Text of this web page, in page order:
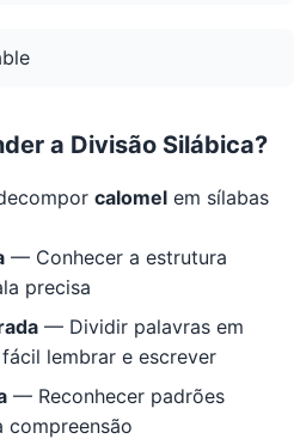
a Divisão Silábica?
calomel em sílabas
— Conhecer a estrutura
precisa
— Dividir palavras em
lembrar e escrever
— Reconhecer padrões
compreensão